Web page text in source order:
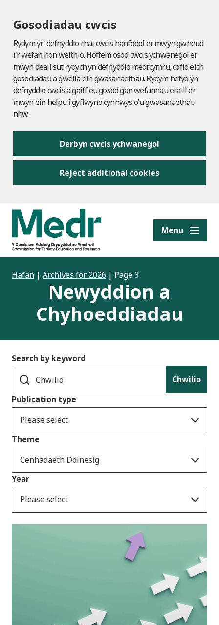
Gosodiadau cwcis
Rydym yn defnyddio rhai cwcis hanfodol er mwyn gwneud
i'r wefan hon weithio. Hoffem osod cwcis ychwanegol er
mwyn deall sut rydych yn defnyddio medr.cymru, cofio eich
gosodiadau a gwella ein gwasanaethau. Rydym hefyd yn
defnyddio cwcis a gaiff eu gosod gan wefannau eraill er
mwyn ein helpu i gyflwyno cynnwys o'u gwasanaethau
nhw.
Derbyn cwcis ychwanegol
Reject additional cookies
content Menu
Hafan | Archives for 2026 | Page 3
Newyddion a
Chyhoeddiadau
Search by keyword
Chwilio
Publication type
Please select
Theme
Cenhadaeth Ddinesig
Year
Please select
Cyhoeddiadau